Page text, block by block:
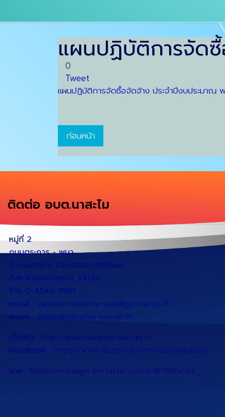
แผนปฏิบัติการจัด
0
Tweet
แผนปฏิบัติการจัดซื้อจัดจ้าง ประจำปีงบประมาณ
ก่อนหน้า
ติดต่อ อบต.นาสะไม
หมู่ที่ 2
ถนนตระการ - พนา
ตำบลนาสะไม อำเภอตระการพืชผล
จังหวัดอุบลราชธานี 34130
โทร. 0-4542-9561
email : saraban-nasamai-sao@lgo.mail.go.th
email : admin@nasamai-sao.go.th
เว็บไซต์ : http://www.nasamai-sao.go.th
Facebook : https://www.facebook.com/nasamaiubon/
line : https://manager.line.biz/account/@798lwhhk